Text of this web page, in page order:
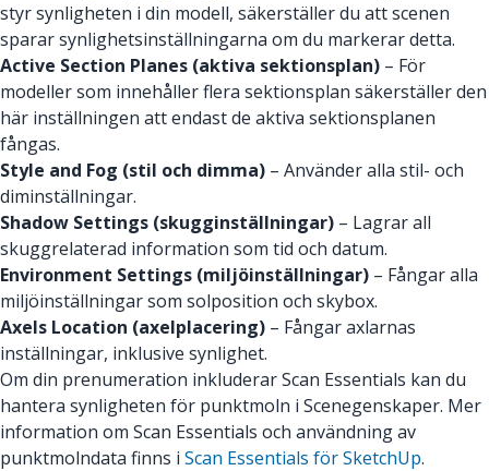
styr synligheten i din modell, säkerställer du att scenen
sparar synlighetsinställningarna om du markerar detta.
Active Section Planes (aktiva sektionsplan) – För
modeller som innehåller flera sektionsplan säkerställer den
här inställningen att endast de aktiva sektionsplanen
fångas.
Style and Fog (stil och dimma) – Använder alla stil- och
diminställningar.
Shadow Settings (skugginställningar) – Lagrar all
skuggrelaterad information som tid och datum.
Environment Settings (miljöinställningar) – Fångar alla
miljöinställningar som solposition och skybox.
Axels Location (axelplacering) – Fångar axlarnas
inställningar, inklusive synlighet.
Om din prenumeration inkluderar Scan Essentials kan du
hantera synligheten för punktmoln i Scenegenskaper. Mer
information om Scan Essentials och användning av
punktmolndata finns i Scan Essentials för SketchUp.